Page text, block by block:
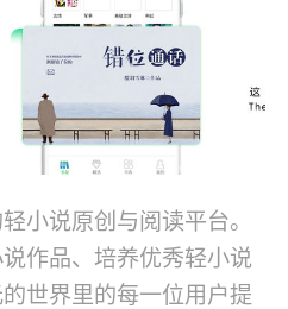
小说原创与阅读平台。
作品、培养优秀轻小说
世界里的每一位用户提